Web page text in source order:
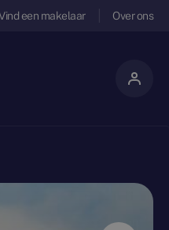
een makelaar Over ons